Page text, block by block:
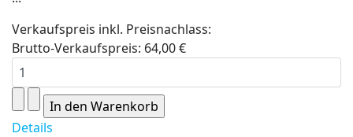
Verkaufspreis inkl. Preisnachlass:
Brutto-Verkaufspreis: 64,00 €
Details